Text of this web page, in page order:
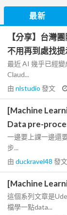
最新
【分享】台灣
不用再到處找提
最近 AI 幾乎已經
Claud...
由 nlstudio 發文
[Machine
Data pre-
一邊要上課一邊還
步...
由 duckravel48 發文
[Machine
這個系列文章是
檔學一點data...